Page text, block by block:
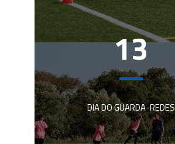
13
DIA DO GUARDA-REDES